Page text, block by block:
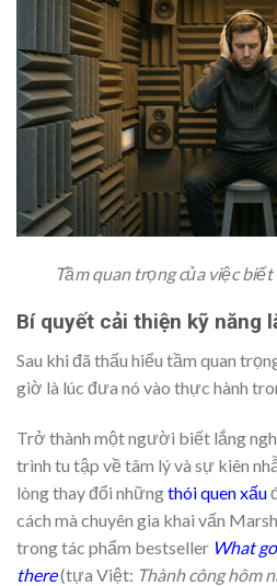
Tầm quan trọng của việc
Bí quyết cải thiện kỹ năng
Sau khi đã thấu hiểu tầm quan
giờ là lúc đưa nó vào thực hành
Trở thành một người biết lắng
trình tu tập về tâm lý và sự kiên
lòng thay đổi nhữngthói quen xấu
cách mà chuyên gia khai vấn
trong tác phẩm bestseller What
there(tựa Việt: Thành công hôm